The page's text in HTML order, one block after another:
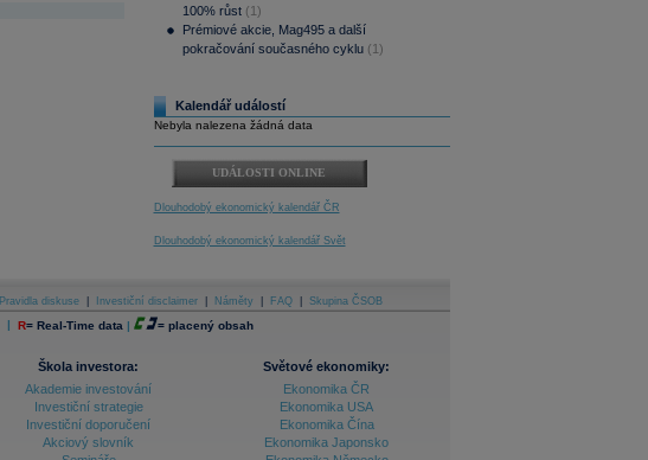
100% růst (1)
Prémiové akcie, Mag495 a další
pokračování současného cyklu (1)
Kalendář událostí
Nebyla nalezena žádná data
UDÁLOSTI ONLINE
Dlouhodobý ekonomický kalendář ČR
Dlouhodobý ekonomický kalendář Svět
Pravidla diskuse Investiční disclaimer Náměty FAQ Skupina ČSOB
| R= Real-Time data | = placený obsah
Škola investora:
Akademie investování
Investiční strategie
Investiční doporučení
Akciový slovník
Světové ekonomiky:
Ekonomika ČR
Ekonomika USA
Ekonomika Čína
Ekonomika Japonsko